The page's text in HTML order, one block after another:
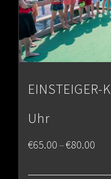
Uhr
€65.00–€80.00